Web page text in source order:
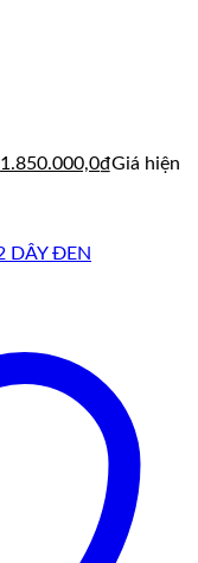
1.850.000,0₫Giá hiện